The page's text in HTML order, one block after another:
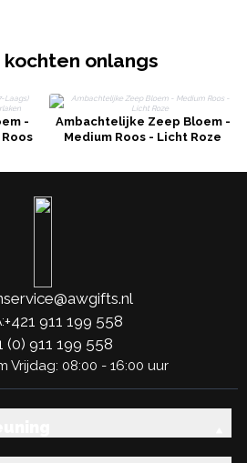
onlangs
-
Ambachtelijke Zeep Bloem -
Medium Roos - Licht Roze
+421 911 199 558
(0) 911 199 558
Vrijdag: 08:00 - 16:00 uur